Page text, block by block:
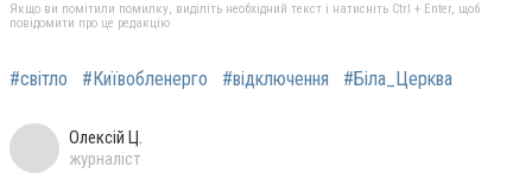
Якщо ви помітили помилку, виділіть необхідний текст і натисніть Ctrl + Enter, щоб
повідомити про це редакцію
#світло #Київобленерго #відключення #Біла_Церква
Олексій Ц.
журналіст